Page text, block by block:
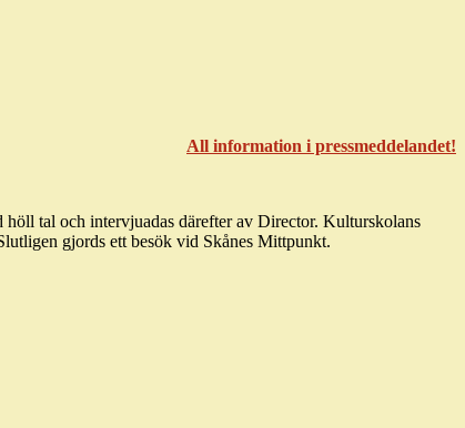
All information i pressmeddelandet!
tal och intervjuadas därefter av Director. Kulturskolans
gjords ett besök vid Skånes Mittpunkt.